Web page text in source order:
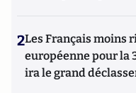
2Les Français moins
européenne pour la
ira le grand